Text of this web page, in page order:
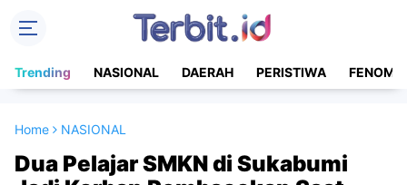
Trending NASIONAL DAERAH PERISTIWA
Home NASIONAL
Dua Pelajar SMKN di Sukabumi